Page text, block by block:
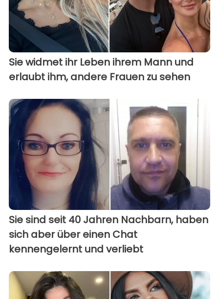
Sie widmet ihr Leben ihrem Mann und
erlaubt ihm, andere Frauen zu sehen
Sie sind seit 40 Jahren Nachbarn, haben
sich aber über einen Chat
kennengelernt und verliebt